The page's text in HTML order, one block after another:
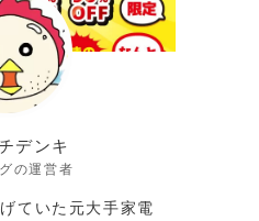
デンキ
の運営者
ていた元大手家電